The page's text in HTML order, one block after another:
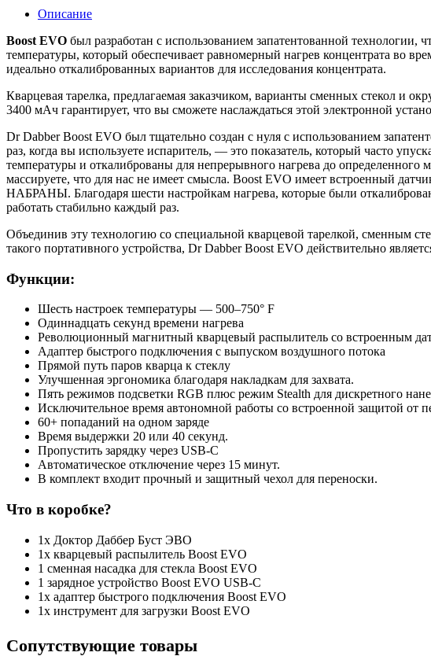
Описание
Boost EVO был разработан с использованием запатентованной технологии,
температуры, который обеспечивает равномерный нагрев концентрата во
идеально откалиброванных вариантов для исследования концентрата.
Кварцевая тарелка, предлагаемая заказчиком, варианты сменных стекол и
3400 мАч гарантирует, что вы сможете наслаждаться этой электронной
Dr Dabber Boost EVO был тщательно создан с нуля с использованием
раз, когда вы используете испаритель, — это показатель, который часто
температуры и откалиброваны для непрерывного нагрева до
массируете, что для нас не имеет смысла. Boost EVO имеет встроенный
НАБРАНЫ. Благодаря шести настройкам нагрева, которые были
работать стабильно каждый раз.
Объединив эту технологию со специальной кварцевой тарелкой, сменным
такого портативного устройства, Dr Dabber Boost EVO действительно
Функции:
Шесть настроек температуры — 500–750° F
Одиннадцать секунд времени нагрева
Революционный магнитный кварцевый распылитель со встроенным
Адаптер быстрого подключения с выпуском воздушного потока
Прямой путь паров кварца к стеклу
Улучшенная эргономика благодаря накладкам для захвата.
Пять режимов подсветки RGB плюс режим Stealth для дискретного
Исключительное время автономной работы со встроенной защитой от
60+ попаданий на одном заряде
Время выдержки 20 или 40 секунд.
Пропустить зарядку через USB-C
Автоматическое отключение через 15 минут.
В комплект входит прочный и защитный чехол для переноски.
Что в коробке?
1x Доктор Даббер Буст ЭВО
1x кварцевый распылитель Boost EVO
1 сменная насадка для стекла Boost EVO
1 зарядное устройство Boost EVO USB-C
1x адаптер быстрого подключения Boost EVO
1x инструмент для загрузки Boost EVO
Cопутствующие товары